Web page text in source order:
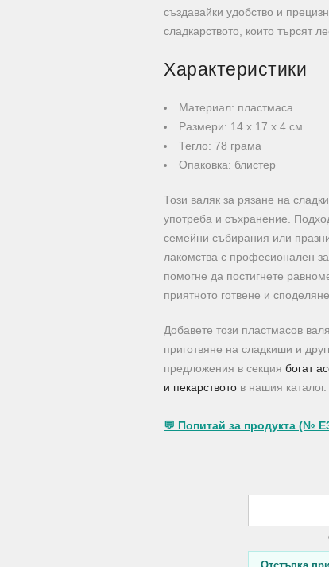
създавайки удобство и
сладкарството, които търсят
Характеристики
Материал: пластмаса
Размери: 14 х 17 х 4 см
Тегло: 78 грама
Опаковка: блистер
Този валяк за рязане на
употреба и съхранение.
семейни събирания или
лакомства с професионален
помогне да постигнете
приятното готвене и
Добавете този пластмасов
приготвяне на сладкиши и
предложения в секция богат
и пекарството в нашия каталог.
💬 Попитай за продукта (№